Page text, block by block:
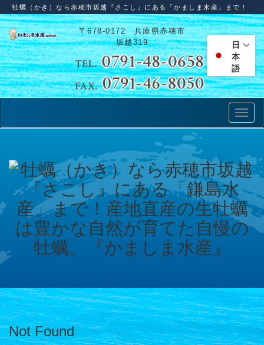
牡蠣（かき）なら赤穂市坂越『さこし』にある「かましま水産」まで！
〒678-0172 兵庫県赤穂市
坂越319
日
本
語
Not Found